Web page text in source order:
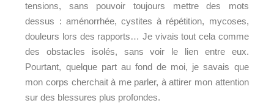
tensions, sans pouvoir toujours mettre des mots
dessus : aménorrhée, cystites à répétition, mycoses,
douleurs lors des rapports… Je vivais tout cela comme
des obstacles isolés, sans voir le lien entre eux.
Pourtant, quelque part au fond de moi, je savais que
mon corps cherchait à me parler, à attirer mon attention
sur des blessures plus profondes.